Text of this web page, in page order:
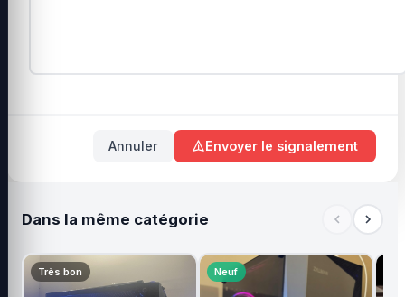
Annuler Envoyer le signalement
Dans la même catégorie
Très bon Neuf